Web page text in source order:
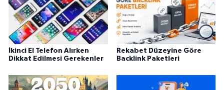
İkinci El Telefon Alırken
Dikkat Edilmesi Gerekenler
Rekabet Düzeyine Göre
Backlink Paketleri